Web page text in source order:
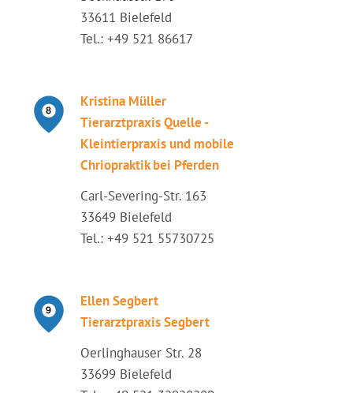
33611 Bielefeld
Tel.: +49 521 86617
Kristina Müller
Tierarztpraxis Quelle -
Kleintierpraxis und mobile
Chriopraktik bei Pferden
Carl-Severing-Str. 163
33649 Bielefeld
Tel.: +49 521 55730725
Ellen Segbert
Tierarztpraxis Segbert
Oerlinghauser Str. 28
33699 Bielefeld